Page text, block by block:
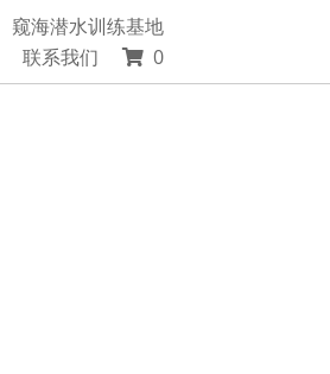
窥海潜水训练基地
联系我们 0